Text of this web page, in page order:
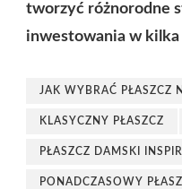
tworzyć różnorodne
inwestowania w kilka
JAK WYBRAĆ PŁASZCZ
KLASYCZNY PŁASZCZ
PŁASZCZ DAMSKI
PONADCZASOWY